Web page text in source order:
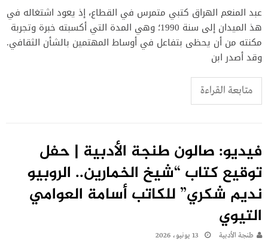
عبد المنعم الهراق كتبي متمرس في القطاع، إذ يعود اشتغاله في
هذ الميدان إلى سنة 1990؛ وهي المدة التي أكسبته خبرة وتجربة
مكنته من أن يحظى بتفاعل في أوساط المهتمين بالشأن الثقافي.
وقد أصدر ابن
متابعة القراءة
فيديو: صالون طنجة الأدبية | حفل
توقيع كتاب “شيخ الخمارين.. الروبيو
نديم شكري” للكاتب أسامة العوامي
التيوي
طنجة الأدبية 13 يونيو، 2026